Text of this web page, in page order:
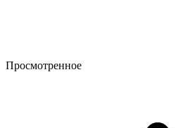
Просмотренное